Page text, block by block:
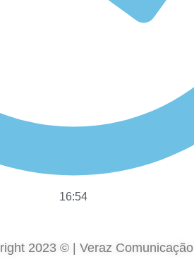
16:54
2023 © | Veraz Comunicação